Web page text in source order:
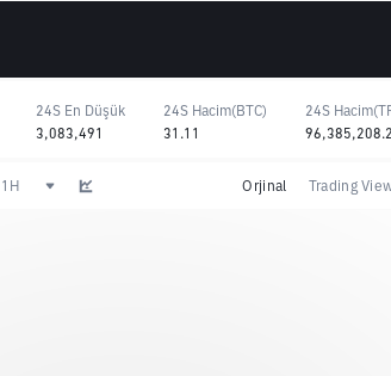
1H Orjinal Trading
24S En Düşük
3,083,491
24S Hacim(BTC)
31.11
24S